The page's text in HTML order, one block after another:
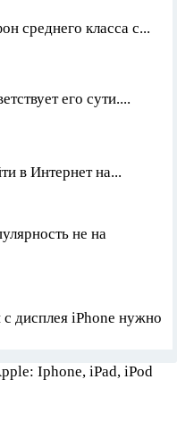
среднего класса с...
его сути....
в Интернет на...
не на
дисплея iPhone нужно